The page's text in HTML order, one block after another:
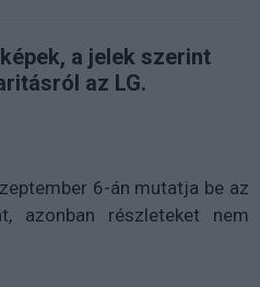
a jelek szerint
az LG.
6-án mutatja be az
azonban részleteket nem